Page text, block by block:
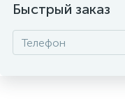
Быстрый заказ